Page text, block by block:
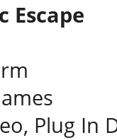
Escape
Plug In